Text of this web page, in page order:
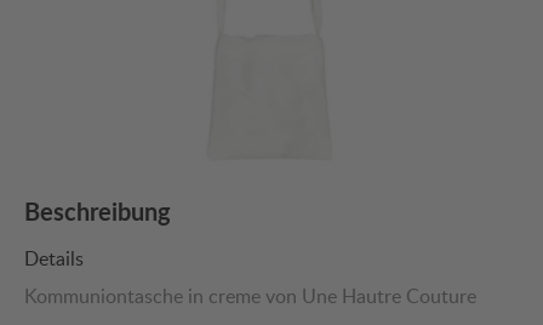
Beschreibung
Details
Kommuniontasche in creme von Une Hautre Couture